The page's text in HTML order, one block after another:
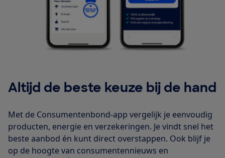
Altijd de beste keuze bij de hand
Met de Consumentenbond-app vergelijk je eenvoudig
producten, energie en verzekeringen. Je vindt snel het
beste aanbod én kunt direct overstappen. Ook blijf je
op de hoogte van consumentennieuws en